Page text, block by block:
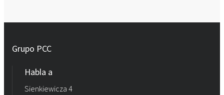
Grupo PCC
Habla a
Sienkiewicza 4